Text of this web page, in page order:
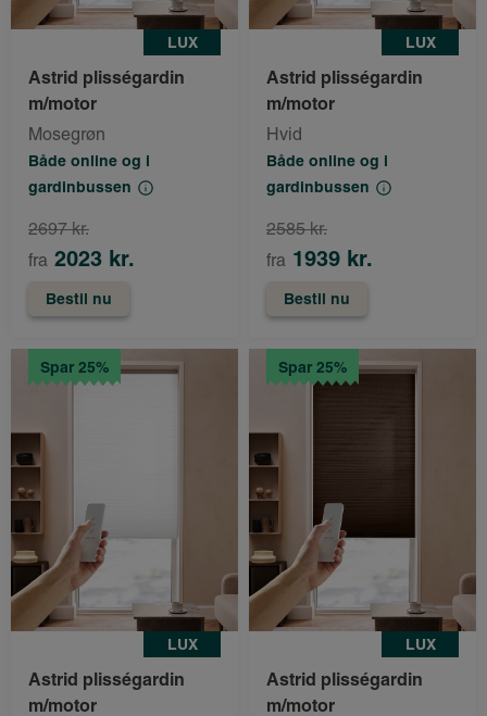
LUX
Astrid plisségardin
m/motor
Mosegrøn
Både online og i
gardinbussen
fra 2023 kr.
2697 kr.
Bestil nu
LUX
Astrid plisségardin
m/motor
Hvid
Både online og i
gardinbussen
fra 1939 kr.
2585 kr.
Bestil nu
Spar 25%
LUX
Astrid plisségardin
m/motor
Spar 25%
LUX
Astrid plisségardin
m/motor